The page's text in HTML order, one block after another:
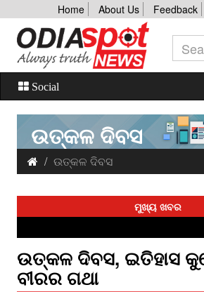
Home About Us Feedback
Social
ଉତ୍କଳ ଦିବସ
ଉତ୍କଳ ଦିବସ
ମୁଖ୍ୟ ଖବର
ଉତ୍କଳ ଦିବସ, ଇତିହାସ
ବୀରର ଗଥା